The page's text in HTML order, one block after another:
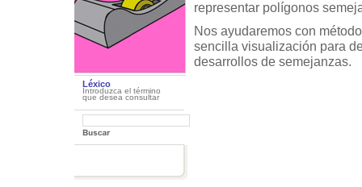
Léxico
Introduzca el término
que desea consultar
representar polígonos
Nos ayudaremos con
sencilla visualización para
desarrollos de semejanzas.